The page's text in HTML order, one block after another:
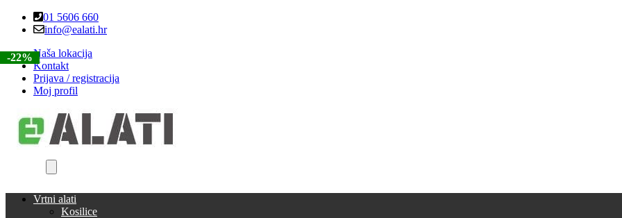
Skip
Skip
01 5606 660
info@ealati.hr
Naša lokacija
Kontakt
Prijava / registracija
Moj profil
Vrtni alati
Kosilice
-22%
-22%
-22%
-22%
-22%